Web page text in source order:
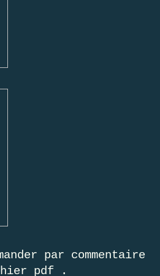
par commentaire
pdf .